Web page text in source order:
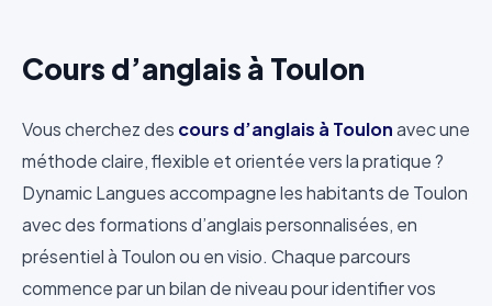
Cours d’anglais à Toulon
Vous cherchez des cours d’anglais à Toulonavec une
méthode claire, flexible et orientée vers la pratique ?
Dynamic Langues accompagne les habitants de Toulon
avec des formations d’anglais personnalisées, en
présentiel à Toulon ou en visio. Chaque parcours
commence par un bilan de niveau pour identifier vos